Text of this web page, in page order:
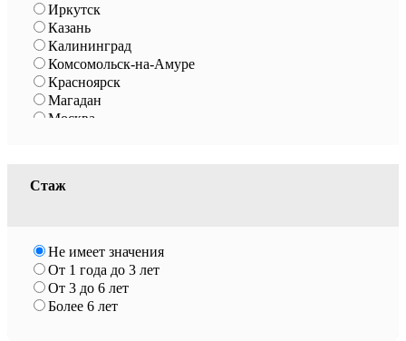
Иркутск
Казань
Калининград
Комсомольск-на-Амуре
Красноярск
Магадан
Москва
Омск
Санкт-Петербург
Свободный
Сургут
Тольятти
Стаж
Не имеет значения
От 1 года до 3 лет
От 3 до 6 лет
Более 6 лет